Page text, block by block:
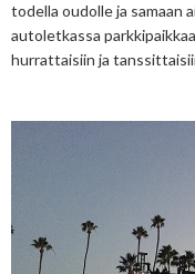
todella oudolle ja samaan
autoletkassa
hurrattaisiin ja